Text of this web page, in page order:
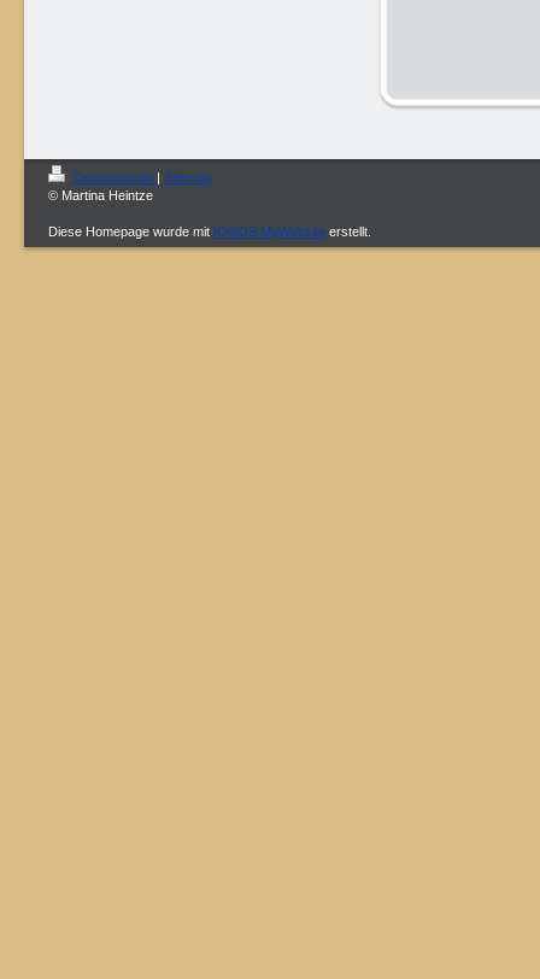
Druckversion | Sitemap
© Martina Heintze
Diese Homepage wurde mit IONOS MyWebsite erstellt.